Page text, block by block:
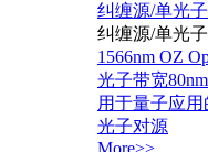
纠缠源/单光
纠缠源/单光
1566nm OZ
光子带宽
用于量子应
光子对源
More>>